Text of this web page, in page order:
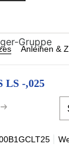
Anleihen &
LS -,025
Gruppe